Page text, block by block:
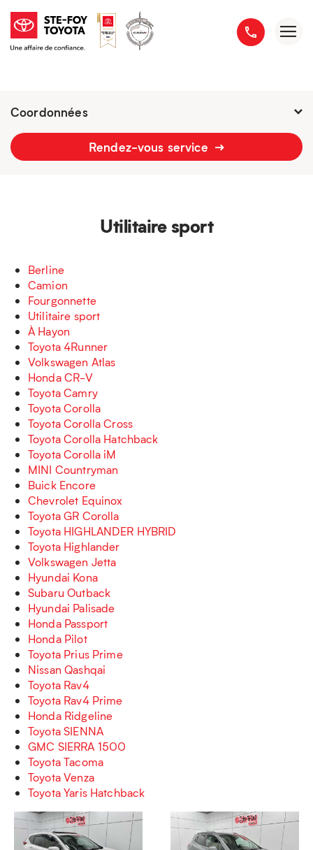
Coordonnées
Fermé : Ouverture-
Rendez-vous service
Utilitaire sport
Berline
Camion
Fourgonnette
Utilitaire sport
À Hayon
Toyota 4Runner
Volkswagen Atlas
Honda CR-V
Toyota Camry
Toyota Corolla
Toyota Corolla Cross
Toyota Corolla Hatchback
Toyota Corolla iM
MINI Countryman
Buick Encore
Chevrolet Equinox
Toyota GR Corolla
Toyota HIGHLANDER HYBRID
Toyota Highlander
Volkswagen Jetta
Hyundai Kona
Subaru Outback
Hyundai Palisade
Honda Passport
Honda Pilot
Toyota Prius Prime
Nissan Qashqai
Toyota Rav4
Toyota Rav4 Prime
Honda Ridgeline
Toyota SIENNA
GMC SIERRA 1500
Toyota Tacoma
Toyota Venza
Toyota Yaris Hatchback